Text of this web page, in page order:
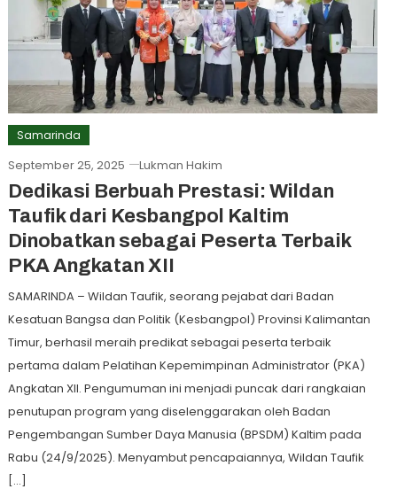
Samarinda
September 25, 2025 Lukman Hakim
Dedikasi Berbuah Prestasi: Wildan
Taufik dari Kesbangpol Kaltim
Dinobatkan sebagai Peserta Terbaik
PKA Angkatan XII
SAMARINDA – Wildan Taufik, seorang pejabat dari Badan
Kesatuan Bangsa dan Politik (Kesbangpol) Provinsi Kalimantan
Timur, berhasil meraih predikat sebagai peserta terbaik
pertama dalam Pelatihan Kepemimpinan Administrator (PKA)
Angkatan XII. Pengumuman ini menjadi puncak dari rangkaian
penutupan program yang diselenggarakan oleh Badan
Pengembangan Sumber Daya Manusia (BPSDM) Kaltim pada
Rabu (24/9/2025). Menyambut pencapaiannya, Wildan Taufik
[…]